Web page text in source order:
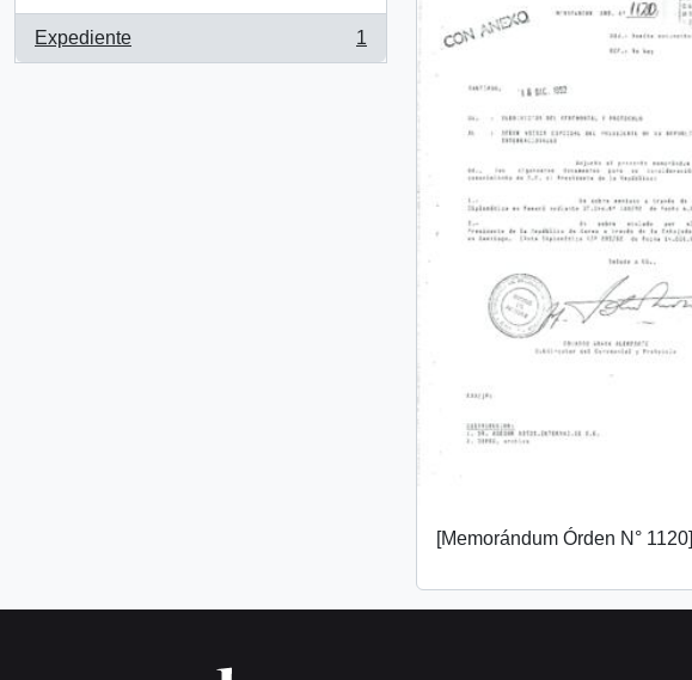
Expediente
, 1 resultados
1
[Memorándum Órden N° 1120]